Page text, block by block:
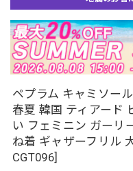
ペプラム キャミソー
春夏 韓国 ティアード
い フェミニン ガーリ
ね着 ギャザーフリル
CGT096]